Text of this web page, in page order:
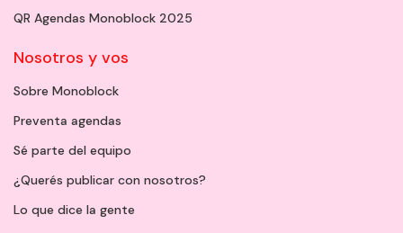
QR Agendas Monoblock 2025
Nosotros y vos
Sobre Monoblock
Preventa agendas
Sé parte del equipo
¿Querés publicar con nosotros?
Lo que dice la gente